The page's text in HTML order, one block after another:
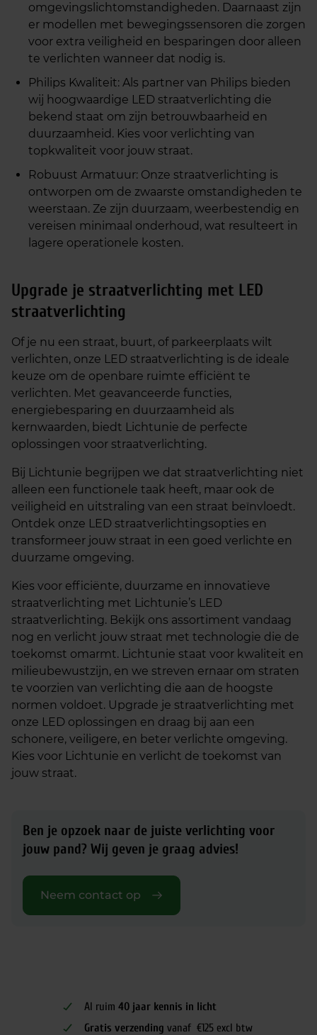
omgevingslichtomstandigheden. Daarnaast zijn
er modellen met bewegingssensoren die zorgen
voor extra veiligheid en besparingen door alleen
te verlichten wanneer dat nodig is.
Philips Kwaliteit: Als partner van Philips bieden
wij hoogwaardige LED straatverlichting die
bekend staat om zijn betrouwbaarheid en
duurzaamheid. Kies voor verlichting van
topkwaliteit voor jouw straat.
Robuust Armatuur: Onze straatverlichting is
ontworpen om de zwaarste omstandigheden te
weerstaan. Ze zijn duurzaam, weerbestendig en
vereisen minimaal onderhoud, wat resulteert in
lagere operationele kosten.
Upgrade je straatverlichting met LED
straatverlichting
Of je nu een straat, buurt, of parkeerplaats wilt
verlichten, onze LED straatverlichting is de ideale
keuze om de openbare ruimte efficiënt te
verlichten. Met geavanceerde functies,
energiebesparing en duurzaamheid als
kernwaarden, biedt Lichtunie de perfecte
oplossingen voor straatverlichting.
Bij Lichtunie begrijpen we dat straatverlichting niet
alleen een functionele taak heeft, maar ook de
veiligheid en uitstraling van een straat beïnvloedt.
Ontdek onze LED straatverlichtingsopties en
transformeer jouw straat in een goed verlichte en
duurzame omgeving.
Kies voor efficiënte, duurzame en innovatieve
straatverlichting met Lichtunie’s LED
straatverlichting. Bekijk ons assortiment vandaag
nog en verlicht jouw straat met technologie die de
toekomst omarmt. Lichtunie staat voor kwaliteit en
milieubewustzijn, en we streven ernaar om straten
te voorzien van verlichting die aan de hoogste
normen voldoet. Upgrade je straatverlichting met
onze LED oplossingen en draag bij aan een
schonere, veiligere, en beter verlichte omgeving.
Kies voor Lichtunie en verlicht de toekomst van
jouw straat.
Ben je opzoek naar de juiste verlichting voor
jouw pand? Wij geven je graag advies!
Neem contact op
Al ruim 40 jaar kennis in licht
Gratis verzending vanaf €125 excl btw